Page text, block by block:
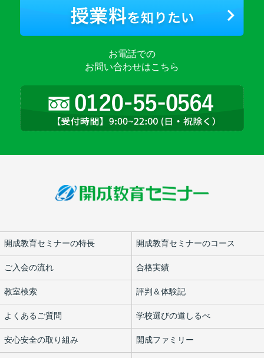
お電話での
お問い合わせはこちら
開成教育セミナーの特長 開成教育セミナーのコース
ご入会の流れ 合格実績
教室検索 評判＆体験記
よくあるご質問 学校選びの道しるべ
安心安全の取り組み 開成ファミリー